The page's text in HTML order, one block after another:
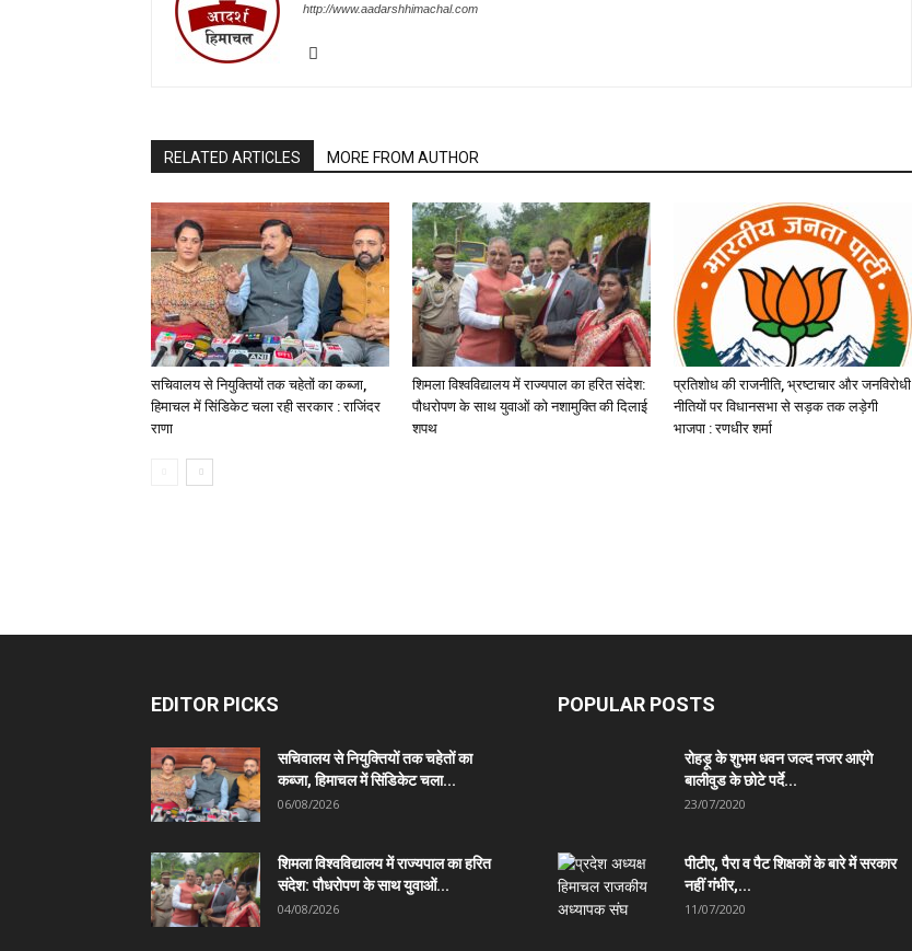
http://www.aadarshhimachal.com
RELATED ARTICLES MORE FROM AUTHOR
सचिवालय से नियुक्तियों तक चहेतों का कब्जा,
हिमाचल में सिंडिकेट चला रही सरकार : राजिंदर
राणा
शिमला विश्वविद्यालय में राज्यपाल का हरित संदेश:
पौधरोपण के साथ युवाओं को नशामुक्ति की दिलाई
शपथ
प्रतिशोध की राजनीति, भ्रष्टाचार और जनविरोधी
नीतियों पर विधानसभा से सड़क तक लड़ेगी
भाजपा : रणधीर शर्मा
EDITOR PICKS
सचिवालय से नियुक्तियों तक चहेतों का
कब्जा, हिमाचल में सिंडिकेट चला...
06/08/2026
शिमला विश्वविद्यालय में राज्यपाल का हरित
संदेश: पौधरोपण के साथ युवाओं...
04/08/2026
POPULAR POSTS
रोहड़ू के शुभम धवन जल्द नजर आएंगे
बालीवुड के छोटे पर्दे...
23/07/2020
पीटीए, पैरा व पैट शिक्षकों के बारे में सरकार
नहीं गंभीर,...
11/07/2020